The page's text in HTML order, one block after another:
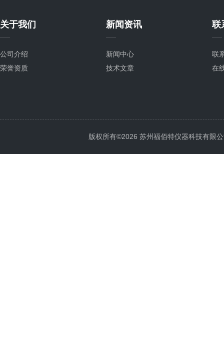
关于我们
公司介绍
荣誉资质
新闻资讯
新闻中心
技术文章
联
联
在
版权所有©2026 苏州福佰特仪器科技有限